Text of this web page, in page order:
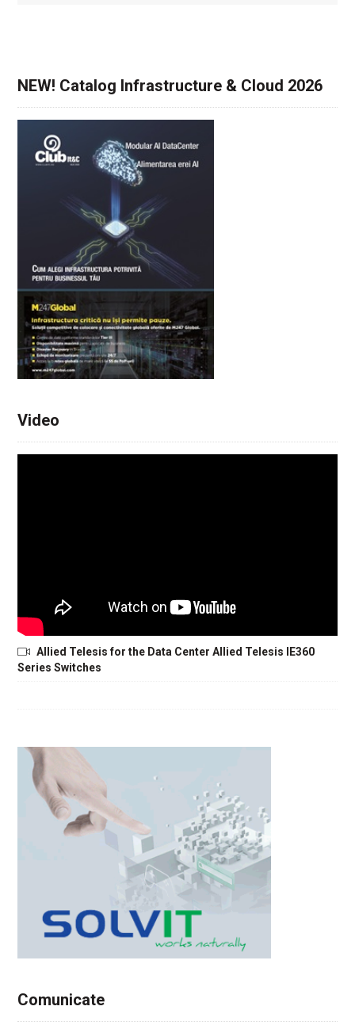
NEW! Catalog Infrastructure & Cloud 2026
Video
Allied Telesis for the Data Center Allied Telesis IE360
Series Switches
Comunicate